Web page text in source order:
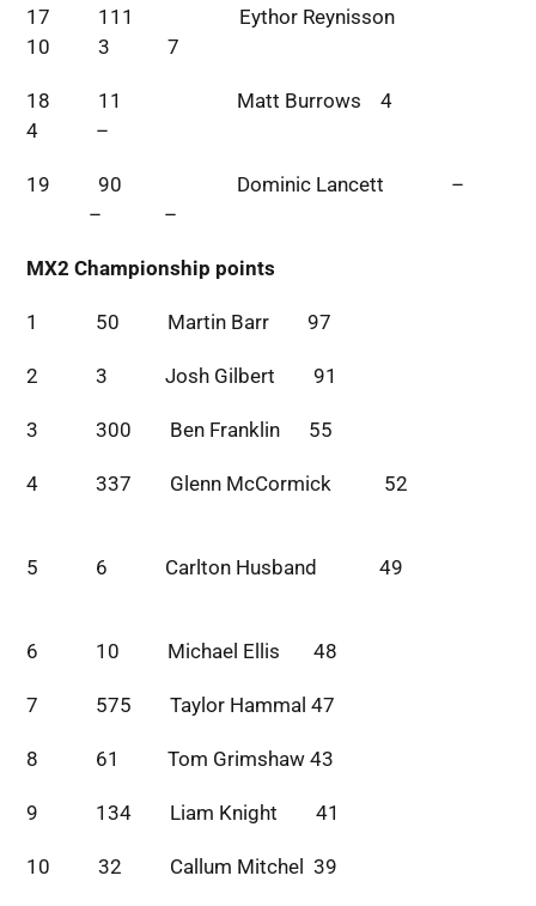
17 111 Eythor Reynisson
10 3 7
18 11 Matt Burrows 4
4 –
19 90 Dominic Lancett –
– –
MX2 Championship points
1 50 Martin Barr 97
2 3 Josh Gilbert 91
3 300 Ben Franklin 55
4 337 Glenn McCormick 52
5 6 Carlton Husband 49
6 10 Michael Ellis 48
7 575 Taylor Hammal 47
8 61 Tom Grimshaw 43
9 134 Liam Knight 41
10 32 Callum Mitchel 39